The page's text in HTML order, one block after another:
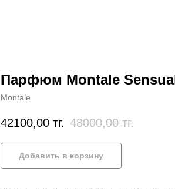
Парфюм Montale
Montale
42100,00 тг. 48000,00 тг.
Добавить в корзину